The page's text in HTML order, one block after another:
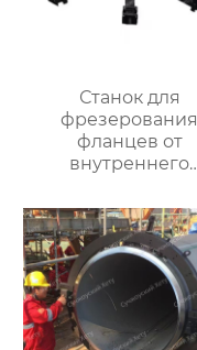
Станок для
фрезерования
фланцев от
внутреннего